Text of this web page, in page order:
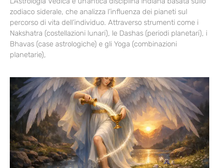
zodiaco siderale, che analizza l’influenza dei pianeti sul
percorso di vita dell’individuo. Attraverso strumenti come i
Nakshatra (costellazioni lunari), le Dashas (periodi planetari), i
Bhavas (case astrologiche) e gli Yoga (combinazioni
planetarie),